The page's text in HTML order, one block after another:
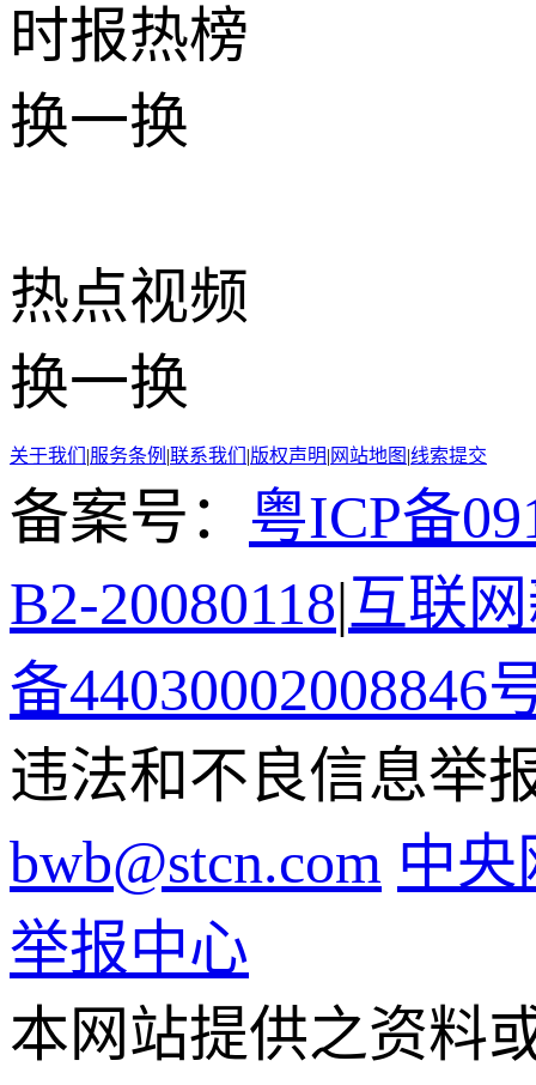
时报热榜
换一换
热点视频
换一换
关于我们 |服务条例 |联系我们 |版权声明| 网站地图 |线索提交
备案号： 粤ICP备
B2-20080118|互联
备44030002008846
违法和不良信息举
bwb@stcn.com 中
举报中心
本网站提供之资料